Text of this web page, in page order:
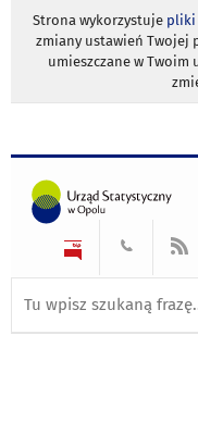
Strona wykorzystuje pliki
zmiany ustawień Twojej
umieszczane w Twoim